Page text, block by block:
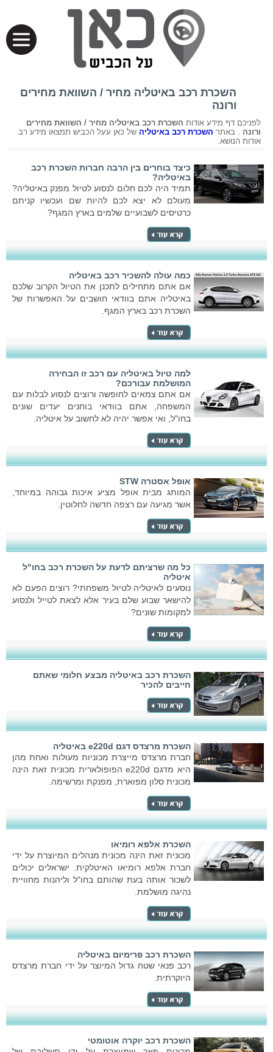
השכרת רכב באיטליה מחיר / השוואת מחירים
ורונה
לפניכם דף מידע אודות השכרת רכב באיטליה מחיר / השוואת מחירים
ורונה . באתר השכרת רכב באיטליה של כאן עעל הכביש תמצאו מידע רב
אודות הנושא.
כיצד בוחרים בין הרבה חברות השכרת רכב
באיטליה?
תמיד היה לכם חלום לנסוע לטיול מפנק באיטליה?
מעולם לא יצא לכם להיות שם ועכשיו קניתם
כרטיסים לשבועיים שלמים בארץ המגף?
כמה עולה להשכיר רכב באיטליה
אם אתם מתחילים לתכנן את הטיול הקרוב שלכם
באיטליה אתם בוודאי חושבים על האפשרות של
השכרת רכב בארץ המגף.
למה טיול באיטליה עם רכב זו הבחירה
המושלמת עבורכם?
אם אתם צמאים לחופשה ורוצים לנסוע לבלות עם
המשפחה, אתם בוודאי בוחנים יעדים שונים
בחו"ל, ואי אפשר יהיה לא לחשוב על איטליה.
אופל אסטרה STW
המותג מבית אופל מציע איכות גבוהה במיוחד,
אשר מגיעה עם רצפה חדשה לחלוטין.
כל מה שרציתם לדעת על השכרת רכב בחו"ל
איטליה
נוסעים לאיטליה לטיול משפחתי? רוצים הפעם לא
להישאר שבוע שלם בעיר אלא לצאת לטייל ולנסוע
למקומות שונים?
השכרת רכב באיטליה מבצע חלומי שאתם
חייבים להכיר
השכרת מרצדס דגם e220d באיטליה
חברת מרצדס מייצרת מכוניות מעולות ואחת מהן
היא מדגם e220d הפופולארית מכונית זאת הינה
מכונית סלון מפוארת, מפנקת ומרשימה.
השכרת אלפא רומיאו
מכונית זאת הינה מכונית מנהלים המיוצרת על ידי
חברת אלפא רומיאו האיטלקית. ישראלים יכולים
לשכור אותה בעת שהותם בחו"ל וליהנות מחוויית
נהיגה מושלמת.
השכרת רכב פרימיום באיטליה
רכב פנאי שטח גדול המיוצר על ידי חברת מרצדס
היוקרתית.
השכרת רכב יוקרה אוטומטי